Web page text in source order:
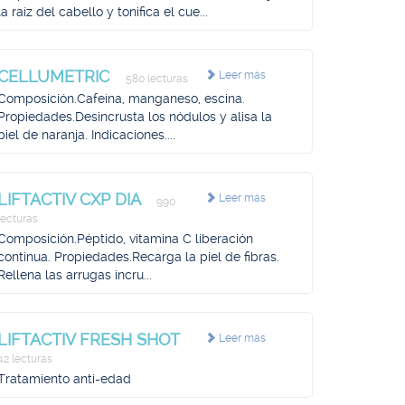
raíz del cabello y tonifica el cue...
Leer más
580 lecturas
manganeso, escina.
los nódulos y alisa la
de naranja. Indicaciones....
Leer más
CXP DIA
990
vitamina C liberación
Propiedades.Recarga la piel de fibras.
las arrugas incru...
Leer más
FRESH SHOT
lecturas
anti-edad